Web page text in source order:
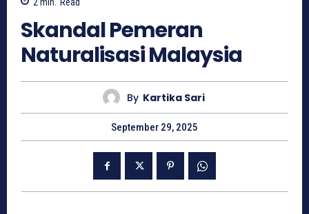
2min. Read
Skandal Pemeran
Naturalisasi Malaysia
By Kartika Sari
September 29, 2025